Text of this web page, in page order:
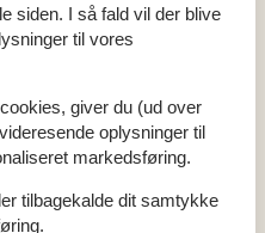
i Balka
idylliske stunder, hvor man kan
betagende natur. Her kan
tage på opdagelse i de
for livet med familie og
siden. I så fald vil der blive
til vores
giver du (ud over
oplysninger til
markedsføring.
tilbagekalde dit samtykke